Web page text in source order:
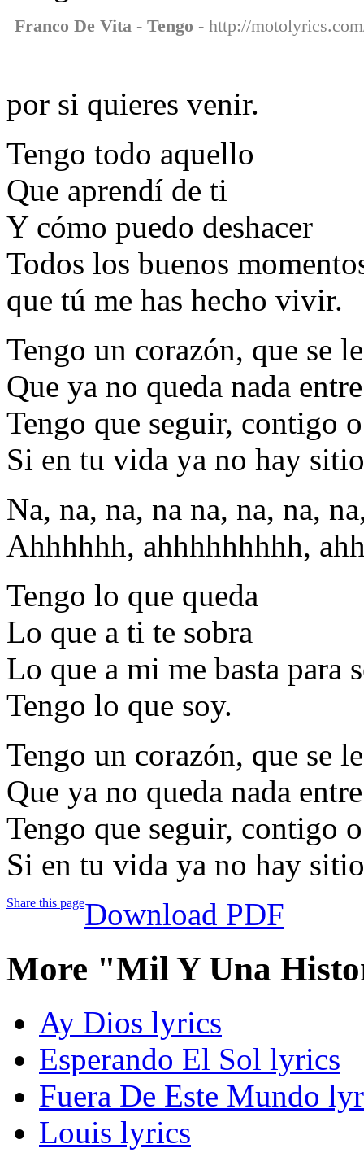
Franco De Vita - Tengo - http://
por si quieres venir.
Tengo todo aquello
Que aprendí de ti
Y cómo puedo deshacer
Todos los buenos
que tú me has hecho vivir.
Tengo un corazón, que se
Que ya no queda nada
Tengo que seguir, contigo
Si en tu vida ya no hay
Na, na, na, na na, na, na,
Ahhhhhh, ahhhhhhhhh,
Tengo lo que queda
Lo que a ti te sobra
Lo que a mi me basta para
Tengo lo que soy.
Tengo un corazón, que se
Que ya no queda nada
Tengo que seguir, contigo
Si en tu vida ya no hay
Share this pageDownload PDF
More "Mil Y Una
Ay Dios lyrics
Esperando El Sol lyrics
Fuera De Este Mundo
Louis lyrics